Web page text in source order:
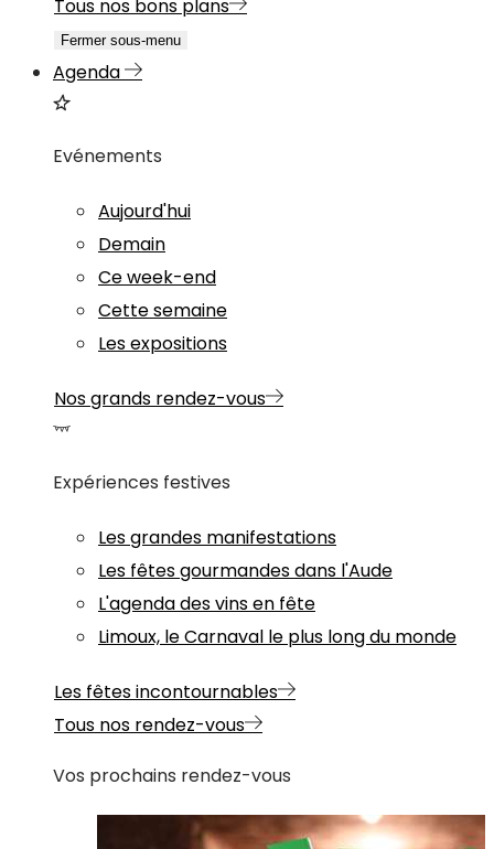
Tous nos bons plans
Fermer sous-menu
Agenda
Evénements
Aujourd'hui
Demain
Ce week-end
Cette semaine
Les expositions
Nos grands rendez-vous
Expériences festives
Les grandes manifestations
Les fêtes gourmandes dans l'Aude
L'agenda des vins en fête
Limoux, le Carnaval le plus long du monde
Les fêtes incontournables
Tous nos rendez-vous
Vos prochains rendez-vous